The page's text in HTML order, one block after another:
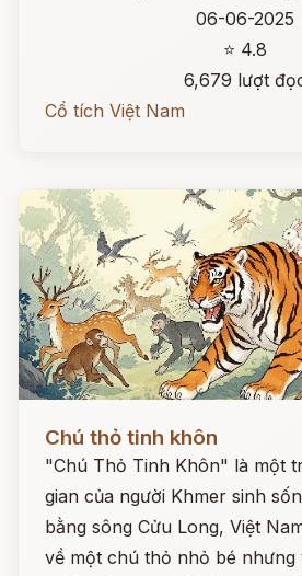
06-06-2025
⭐ 4.8
6,679 lượt
Cổ tích Việt Nam
Chú thỏ tinh khôn
"Chú Thỏ Tinh Khôn" là một
gian của người Khmer sinh
bằng sông Cửu Long, Việt
về một chú thỏ nhỏ bé nhưng